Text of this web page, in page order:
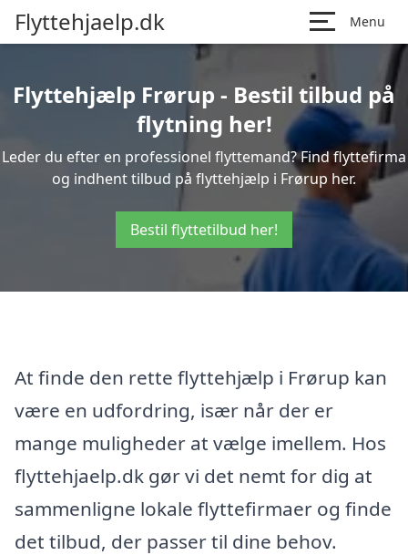
Flyttehjaelp.dk Menu
Flyttehjælp Frørup - Bestil tilbud på
flytning her!
Leder du efter en professionel flyttemand? Find flyttefirma
og indhent tilbud på flyttehjælp i Frørup her.
Bestil flyttetilbud her!
At finde den rette flyttehjælp i Frørup kan
være en udfordring, især når der er
mange muligheder at vælge imellem. Hos
flyttehjaelp.dk gør vi det nemt for dig at
sammenligne lokale flyttefirmaer og finde
det tilbud, der passer til dine behov.